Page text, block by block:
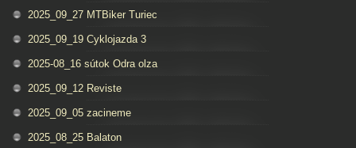
2025_09_27 MTBiker Turiec
2025_09_19 Cyklojazda 3
2025-08_16 sútok Odra olza
2025_09_12 Reviste
2025_09_05 zacineme
2025_08_25 Balaton